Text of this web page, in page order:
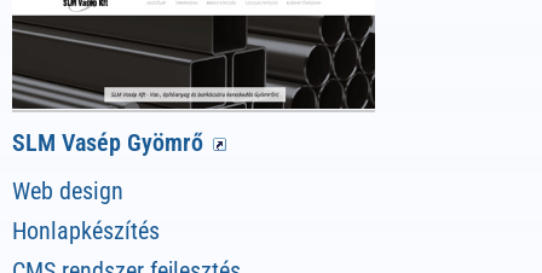
SLM Vasép Gyömrő
Web design
Honlapkészítés